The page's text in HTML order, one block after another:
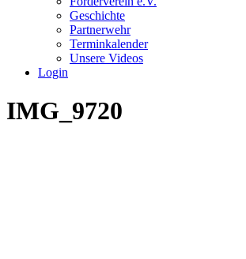
Geschichte
Partnerwehr
Terminkalender
Unsere Videos
Login
IMG_9720